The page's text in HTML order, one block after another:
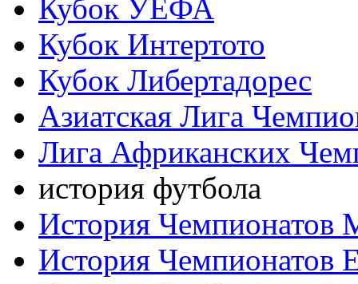
Кубок УЕФА
Кубок Интертото
Кубок Либертадорес
Азиатская Лига
Лига Африканских
история футбола
История Чемпионатов
История Чемпионатов